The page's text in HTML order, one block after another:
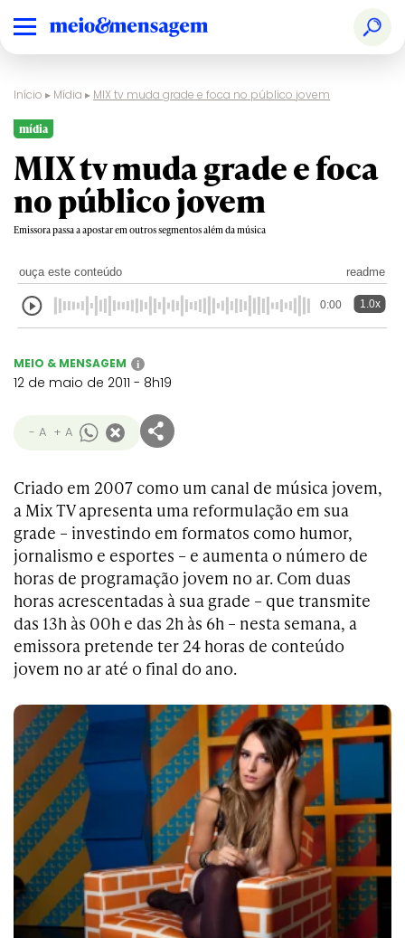
Início ▸ Mídia ▸ MIX tv muda grade e foca no público jovem
mídia
MIX tv muda grade e foca
no público jovem
Emissora passa a apostar em outros segmentos além da música
ouça este conteúdo readme
0:00 1.0x
MEIO & MENSAGEM i
12 de maio de 2011 - 8h19
- A + A
Criado em 2007 como um canal de música jovem,
a Mix TV apresenta uma reformulação em sua
grade – investindo em formatos como humor,
jornalismo e esportes – e aumenta o número de
horas de programação jovem no ar. Com duas
horas acrescentadas à sua grade – que transmite
das 13h às 00h e das 2h às 6h – nesta semana, a
emissora pretende ter 24 horas de conteúdo
jovem no ar até o final do ano.